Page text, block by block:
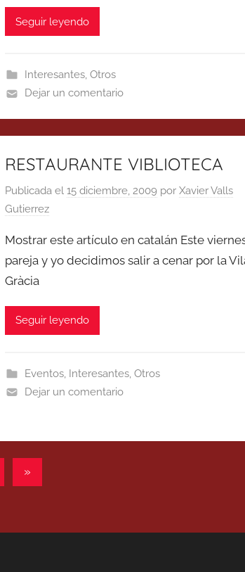
Seguir leyendo
Interesantes, Otros
Dejar un comentario
RESTAURANTE VIBLIOTECA
Publicada el15 diciembre, 2009 porXavier Valls
Gutierrez
Mostrar este artículo en catalán Este
pareja y yo decidimos salir a cenar por la
Gràcia
Seguir leyendo
Eventos, Interesantes, Otros
Dejar un comentario
Entradas
»